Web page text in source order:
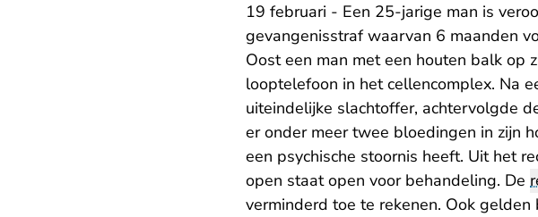
19 februari - Een 25-jarige man is
gevangenisstraf waarvan 6 maanden
Oost een man met een houten balk op
looptelefoon in het cellencomplex. Na
uiteindelijke slachtoffer, achtervolgde
er onder meer twee bloedingen in zijn
een psychische stoornis heeft. Uit het
open staat open voor behandeling. De
verminderd toe te rekenen. Ook